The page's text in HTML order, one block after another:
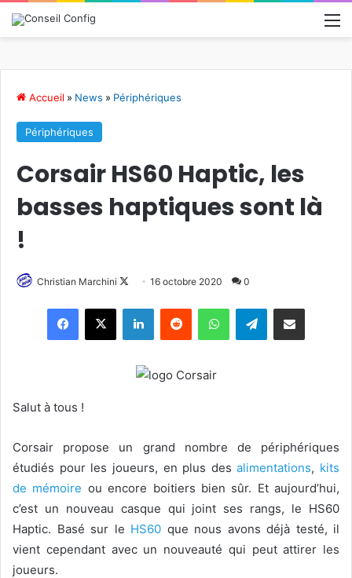
Accueil » News » Périphériques
Périphériques
Corsair HS60 Haptic, les
basses haptiques sont là
!
Christian Marchini
Follow
X
16 octobre 2020 0
LinkedinReddit WhatsAppTelegramPargater via Email
Salut à tous !
Corsair propose un grand nombre de périphériques
étudiés pour les joueurs, en plus desalimentations, kits
de mémoire ou encore boitiers bien sûr. Et aujourd’hui,
c’est un nouveau casque qui joint ses rangs, le HS60
Haptic. Basé sur le HS60 que nous avons déjà testé, il
vient cependant avec un nouveauté qui peut attirer les
joueurs.